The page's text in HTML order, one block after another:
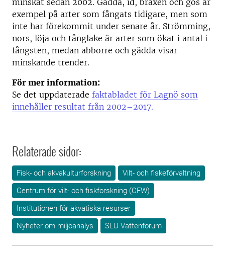
minskat sedan 2002. Gädda, id, braxen och gös är
exempel på arter som fångats tidigare, men som
inte har förekommit under senare år. Strömming,
nors, löja och tånglake är arter som ökat i antal i
fångsten, medan abborre och gädda visar
minskande trender.
För mer information:
Se det uppdaterade faktabladet för Lagnö som
innehåller resultat från 2002–2017.
Relaterade sidor:
Fisk- och akvakulturforskning
Vilt- och fiskeförvaltning
Centrum för vilt- och fiskforskning (CFW)
Institutionen för akvatiska resurser
Nyheter om miljöanalys
SLU Vattenforum